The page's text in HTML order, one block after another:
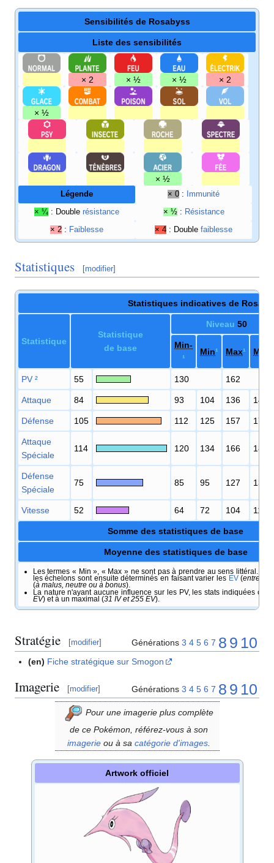
Sensibilités de Rosabyss
Liste des sensibilités
× 2 × ½ × ½ × 2
× ½
× ½
Légende × 0 : Immunité
× ¼ : Double résistance × ½ : Résistance
× 2 : Faiblesse × 4 : Double faiblesse
Statistiques [modifier]
Statistiques indicatives de
Statistique
Statistique
de base
Niveau 50
Min-
¹
Min¹ Max¹
PV ² 55 130 162
Attaque 84 93 104 136 149
Défense 105 112 125 157 172
Attaque
Spéciale
114 120 134 166 182
Défense
Spéciale
75 85 95 127 139
Vitesse 52 64 72 104 114
Somme des statistiques de base
Moyenne des statistiques de base
Les termes « Min », « Max » ne sont pas à prendre au sens littéral. Il
les échelons sont ensuite déterminés en faisant varier les EV(entre 0
(à malus, neutre ou à bonus).
La nature n'ayant aucune influence sur les PV, les stats indiquées
EV) et à un maximal (31 IV et 255 EV).
Stratégie [modifier] Générations 3 4 5 6 7 8 9 10
(en) Fiche stratégique sur Smogon
Imagerie [modifier] Générations 3 4 5 6 7 8 9 10
Pour une imagerie plus complète
de ce Pokémon, référez-vous à son
imagerieou à sa catégorie d'images.
Artwork officiel